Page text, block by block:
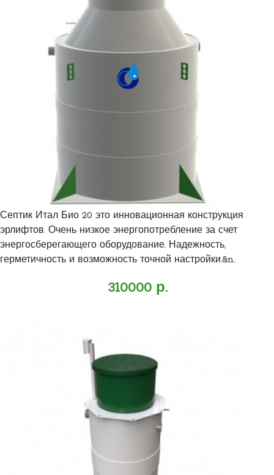
Септик Итал Био 20 это инновационная конструкция
эрлифтов. Очень низкое энергопотребление за счет
энергосберегающего оборудование. Надежность,
герметичность и возможность точной настройки.&n..
310000 р.